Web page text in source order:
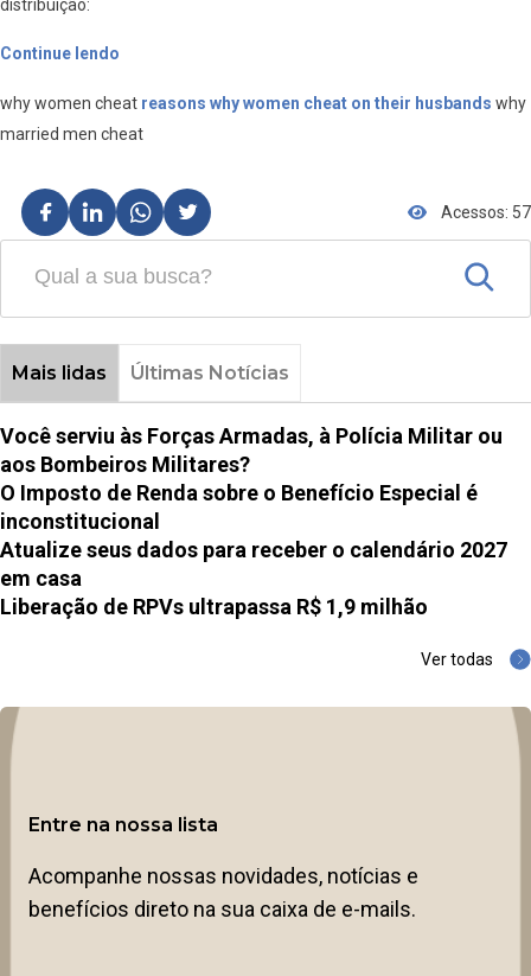
distribuição:
Continue lendo
why women cheat reasons why women cheat on their husbands why
married men cheat
Acessos: 57
Mais lidas Últimas Notícias
Você serviu às Forças Armadas, à Polícia Militar ou
aos Bombeiros Militares?
O Imposto de Renda sobre o Benefício Especial é
inconstitucional
Atualize seus dados para receber o calendário 2027
em casa
Liberação de RPVs ultrapassa R$ 1,9 milhão
Ver todas
Entre na nossa lista
Acompanhe nossas novidades, notícias e
benefícios direto na sua caixa de e-mails.